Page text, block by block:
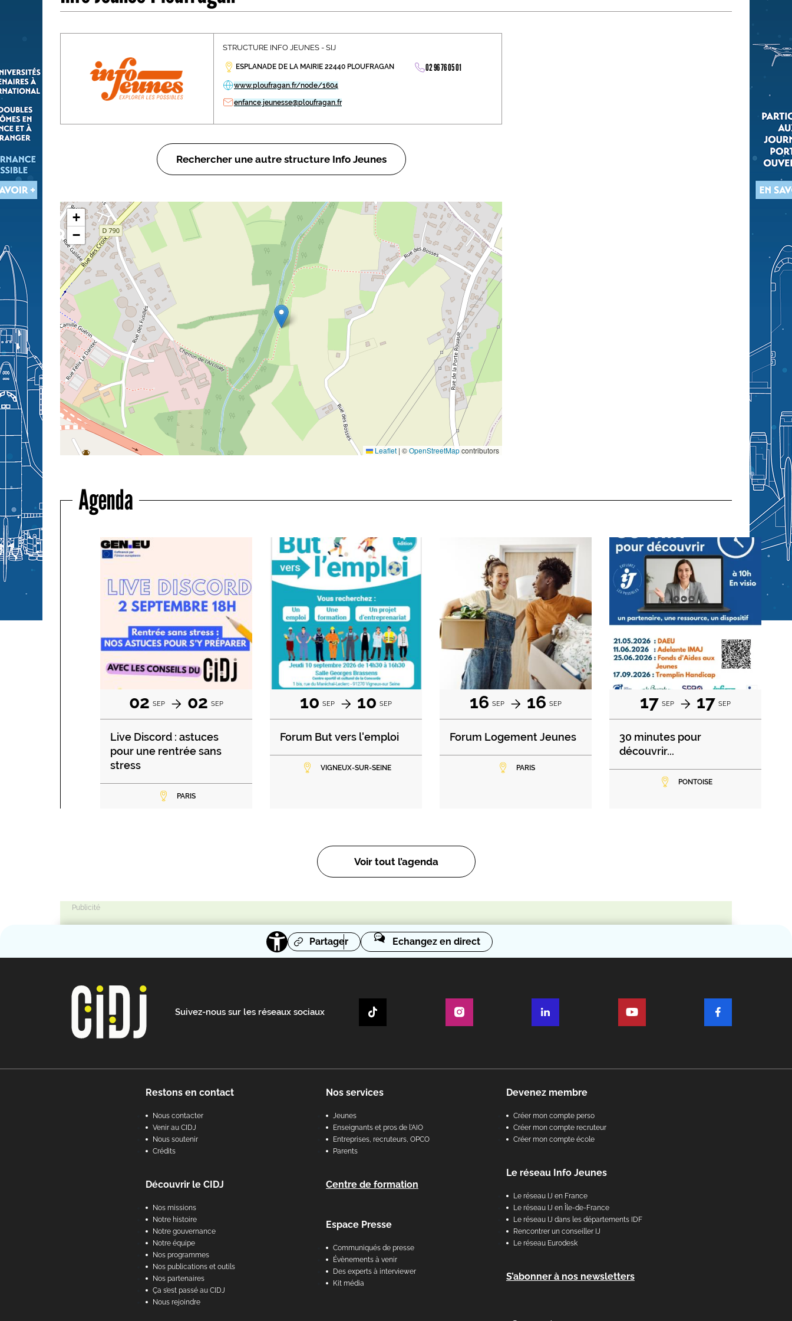
Les écoles se présentent
Apprendre autrement
Ses démarches
STRUCTURE INFO JEUNES - SIJ
ESPLANADE DE LA MAIRIE 22440 PLOUFRAGAN 02 96 76 05 01
www.ploufragan.fr/node/1604
enfance.jeunesse@ploufragan.fr
Rechercher une autre structure Info Jeunes
+
−
Leaflet | ©OpenStreetMapcontributors
Agenda
02 SEP 02 SEP
Live Discord : astuces
pour une rentrée sans
stress
PARIS
10 SEP 10 SEP
Forum But vers l'emploi
VIGNEUX-SUR-SEINE
16 SEP 16 SEP
Forum Logement Jeunes
PARIS
17 SEP 17 SEP
30 minutes pour
découvrir...
PONTOISE
Voir tout l’agenda
Partager Echangez en direct
Suivez-nous sur les réseaux sociaux
Restons en contact
Nous contacter
Venir au CIDJ
Nous soutenir
Crédits
Découvrir le CIDJ
Nos missions
Notre histoire
Notre gouvernance
Notre équipe
Nos programmes
Nos publications et outils
Nos partenaires
Ça s’est passé au CIDJ
Nous rejoindre
Nos services
Jeunes
Enseignants et pros de l'AIO
Entreprises, recruteurs, OPCO
Parents
Centre de formation
Espace Presse
Communiqués de presse
Évènements à venir
Des experts à interviewer
Kit média
Devenez membre
Créer mon compte perso
Créer mon compte recruteur
Créer mon compte école
Le réseau Info Jeunes
Le réseau IJ en France
Le réseau IJ en Île-de-France
Le réseau IJ dans les départements IDF
Rencontrer un conseiller IJ
Le réseau Eurodesk
S’abonner à nos newsletters